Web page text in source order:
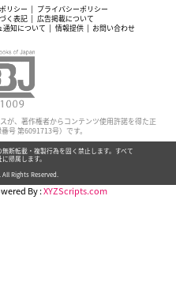
リシー
プライバシーポリシー
く表記
広告掲載について
通知について 情報提供 お問い合わせ
が、著作権者からコンテンツ使用許諾を得た正
号 第6091713号）です。
断転載・複製行為を固く禁止します。すべて
帰属します。
Rights Reserved.
By :XYZScripts.com